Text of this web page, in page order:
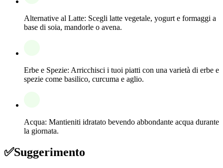
Alternative al Latte: Scegli latte vegetale, yogurt e formaggi a
base di soia, mandorle o avena.
Erbe e Spezie: Arricchisci i tuoi piatti con una varietà di erbe e
spezie come basilico, curcuma e aglio.
Acqua: Mantieniti idratato bevendo abbondante acqua durante
la giornata.
✅Suggerimento